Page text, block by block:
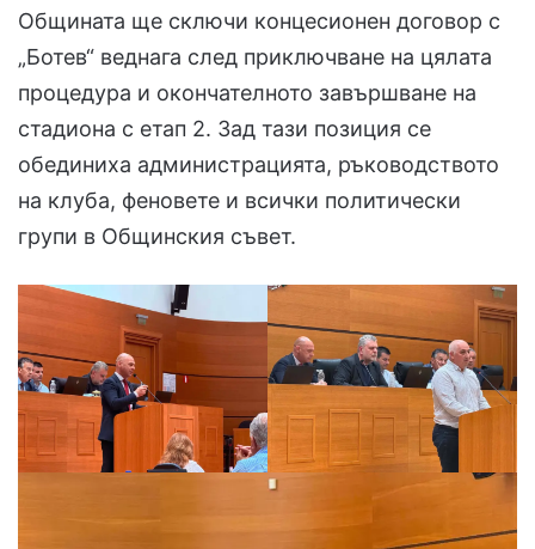
Общината ще сключи концесионен договор с
„Ботев“ веднага след приключване на цялата
процедура и окончателното завършване на
стадиона с етап 2. Зад тази позиция се
обединиха администрацията, ръководството
на клуба, феновете и всички политически
групи в Общинския съвет.